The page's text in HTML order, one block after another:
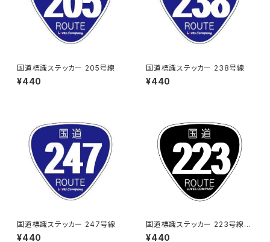
国道標識ステッカー 205号線
¥440
国道標識ステッカー 238号線
¥440
国道標識ステッカー 247号線
¥440
国道標識ステッカー 223号線
（ブラック）
¥440